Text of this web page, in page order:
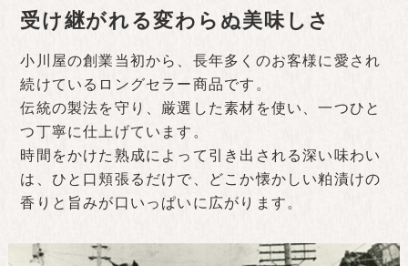
受け継がれる変わらぬ美味しさ
小川屋の創業当初から、長年多くのお客様に愛され
続けているロングセラー商品です。
伝統の製法を守り、厳選した素材を使い、一つひと
つ丁寧に仕上げています。
時間をかけた熟成によって引き出される深い味わい
は、ひと口頬張るだけで、どこか懐かしい粕漬けの
香りと旨みが口いっぱいに広がります。